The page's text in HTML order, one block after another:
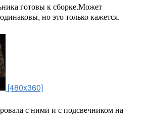
готовы к сборке.Может
но это только кажется.
[480x360]
с ними и с подсвечником на